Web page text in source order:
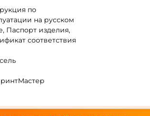
по
на русском
Паспорт изделия,
соответствия